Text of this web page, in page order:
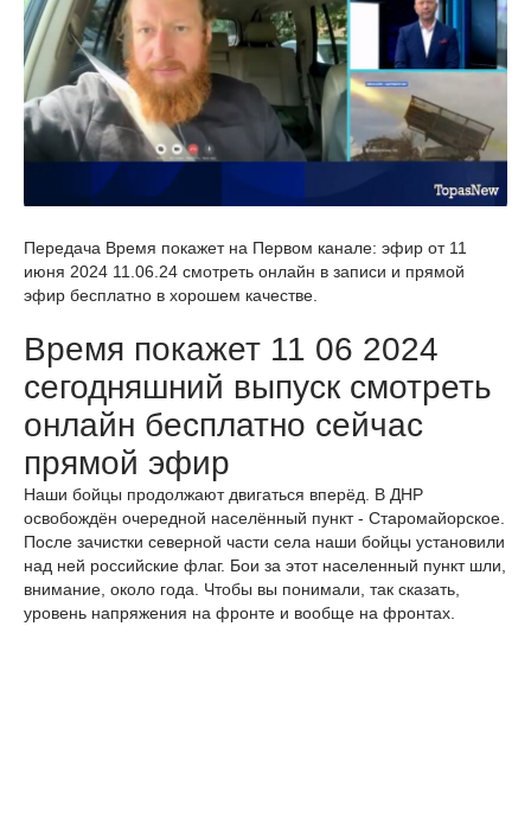
Передача Время покажет на Первом канале: эфир от 11
июня 2024 11.06.24 смотреть онлайн в записи и прямой
эфир бесплатно в хорошем качестве.
Время покажет 11 06 2024
сегодняшний выпуск смотреть
онлайн бесплатно сейчас
прямой эфир
Наши бойцы продолжают двигаться вперёд. В ДНР
освобождён очередной населённый пункт - Старомайорское.
После зачистки северной части села наши бойцы установили
над ней российские флаг. Бои за этот населенный пункт шли,
внимание, около года. Чтобы вы понимали, так сказать,
уровень напряжения на фронте и вообще на фронтах.